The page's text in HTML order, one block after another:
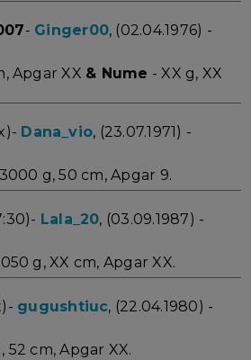
- Ginger00, (02.04.1976) -
Apgar XX & Nume - XX g, XX
Dana_vio, (23.07.1971) -
g, 50 cm, Apgar 9.
Lala_20, (03.09.1987) -
g, XX cm, Apgar XX.
gugushtiuc, (22.04.1980) -
52 cm, Apgar XX.